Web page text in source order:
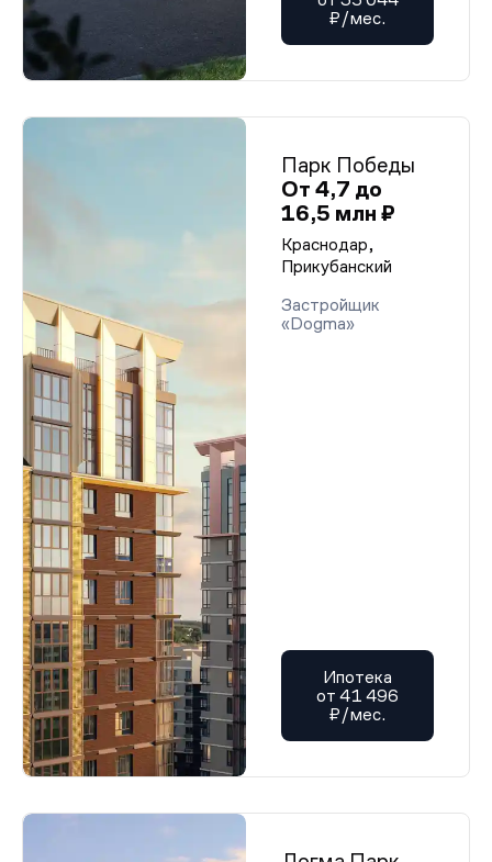
₽/мес.
Парк Победы
От 4,7 до
16,5 млн ₽
Краснодар,
Прикубанский
Застройщик
«Dogma»
Ипотека
от 41 496
₽/мес.